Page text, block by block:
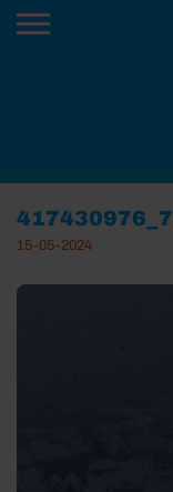
15-05-2024